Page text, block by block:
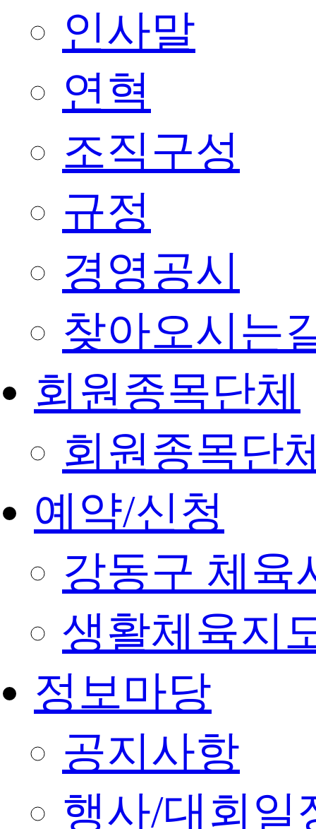
인사말
연혁
조직구성
규정
경영공시
찾아오시는
회원종목단체
회원종목단
예약/신청
강동구 체육
생활체육지
정보마당
공지사항
행사/대회일